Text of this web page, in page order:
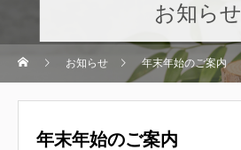
お知らせ
お知らせ 年末年始のご案内
年末年始のご案内